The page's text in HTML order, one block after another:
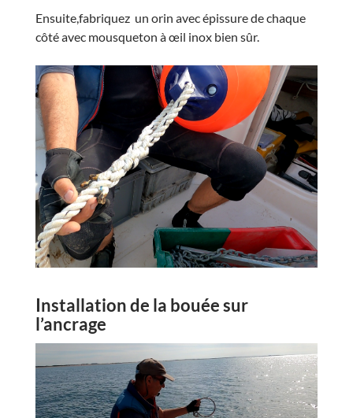
Ensuite,fabriquez un orin avec épissure de chaque
côté avec mousqueton à œil inox bien sûr.
Installation de la bouée sur
l’ancrage